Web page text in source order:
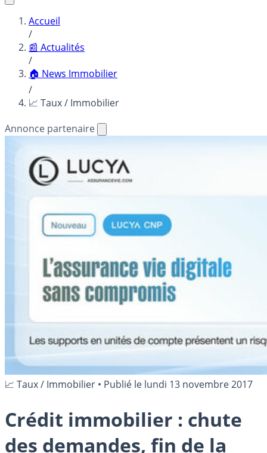
Accueil
/
📰 Actualités
/
🏠 News Immobilier
/
📈 Taux / Immobilier
Annonce partenaire
📈 Taux / Immobilier • Publié le lundi 13 novembre 2017
Crédit immobilier : chute
des demandes, fin de la